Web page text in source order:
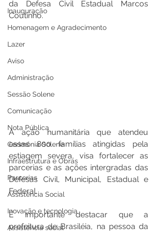
Inauguração
Homenagem e Agradecimento
Lazer
Aviso
Administração
Sessão Solene
Comunicação
Nota Pública
Cerimônia Solene
Infraestrutura e Obras
Parcerias
Assistência Social
Inovação e tecnologia
Assistência social
da Defesa Civil Estadual Marcos
Coutinho.
A ação humanitária que atendeu
essas 800 famílias atingidas pela
estiagem severa, visa fortalecer as
parcerias e as ações intergradas das
Defesas Civil, Municipal, Estadual e
Federal.
É importante destacar que a
prefeitura de Brasiléia, na pessoa da